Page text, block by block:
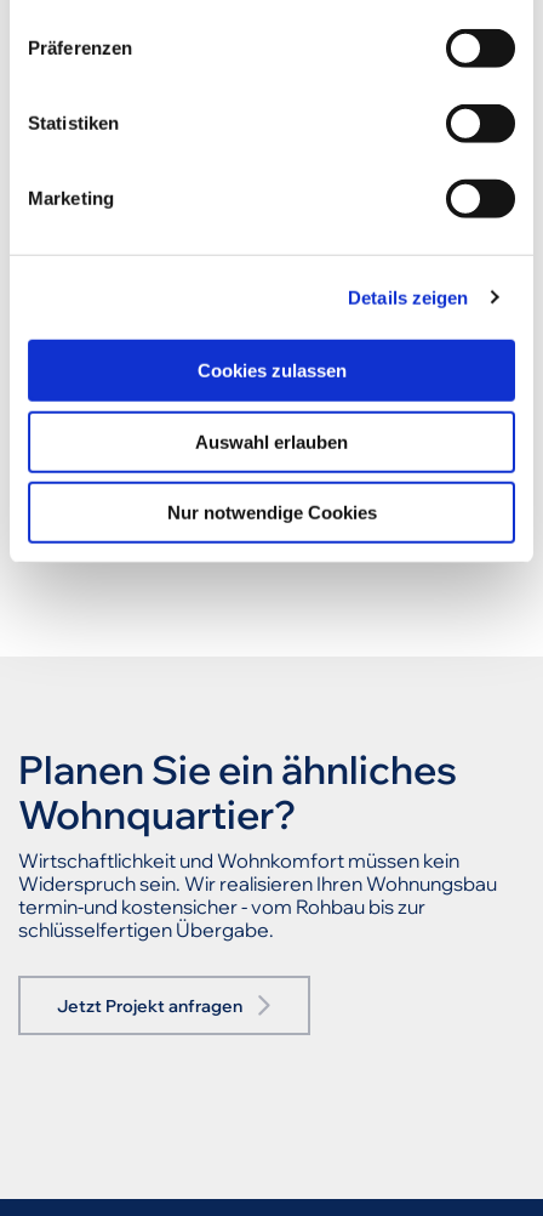
Präferenzen
Statistiken
Marketing
Details zeigen
Cookies zulassen
Auswahl erlauben
Nur notwendige Cookies
Planen Sie ein ähnliches
Wohnquartier?
Wirtschaftlichkeit und Wohnkomfort müssen kein
Widerspruch sein. Wir realisieren Ihren Wohnungsbau
termin-und kostensicher - vom Rohbau bis zur
schlüsselfertigen Übergabe.
Jetzt Projekt anfragen